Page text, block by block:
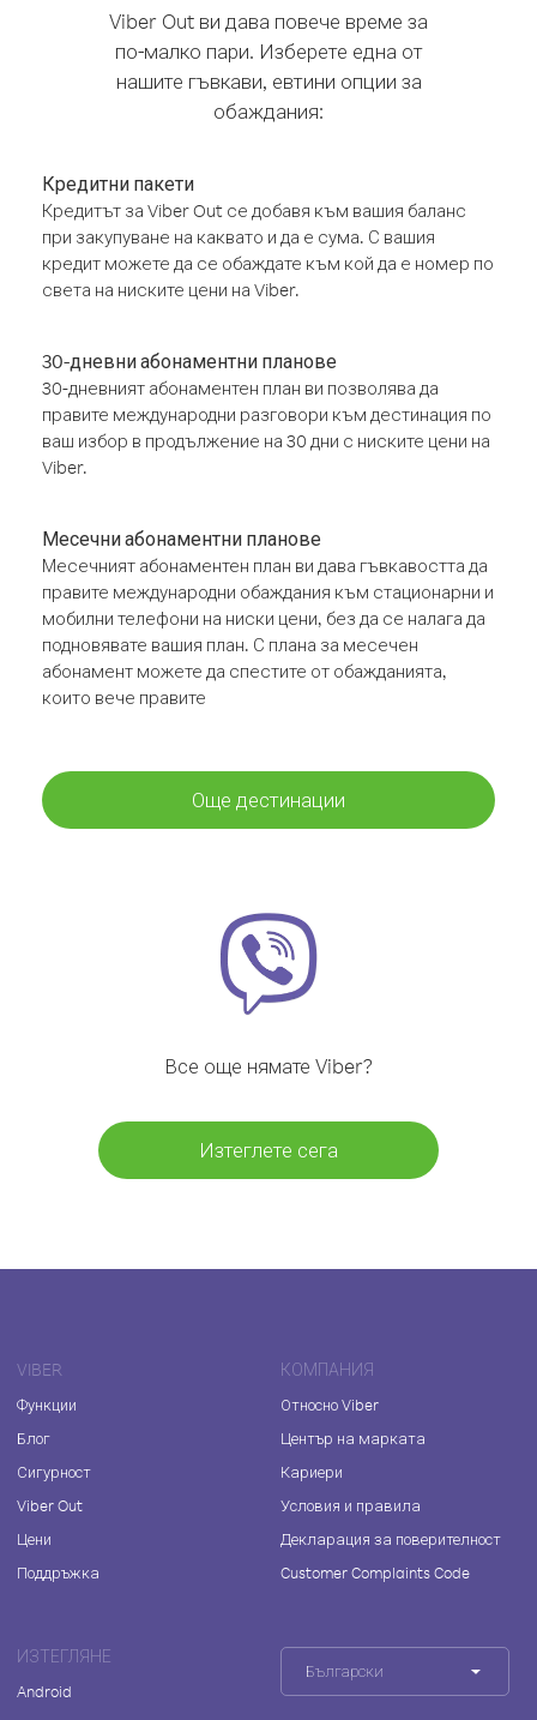
Viber Out ви дава повече време за
по-малко пари. Изберете една от
нашите гъвкави, евтини опции за
обаждания:
Кредитни пакети
Кредитът за Viber Out се добавя към вашия баланс
при закупуване на каквато и да е сума. С вашия
кредит можете да се обаждате към кой да е номер по
света на ниските цени на Viber.
30-дневни абонаментни планове
30-дневният абонаментен план ви позволява да
правите международни разговори към дестинация по
ваш избор в продължение на 30 дни с ниските цени на
Viber.
Месечни абонаментни планове
Месечният абонаментен план ви дава гъвкавостта да
правите международни обаждания към стационарни и
мобилни телефони на ниски цени, без да се налага да
подновявате вашия план. С плана за месечен
абонамент можете да спестите от обажданията,
които вече правите
Още дестинации
Все още нямате Viber?
Изтеглете сега
VIBER
Функции
Блог
Сигурност
Viber Out
Цени
Поддръжка
КОМПАНИЯ
Относно Viber
Център на марката
Кариери
Условия и правила
Декларация за поверителност
Customer Complaints Code
ИЗТЕГЛЯНЕ
Android
Български